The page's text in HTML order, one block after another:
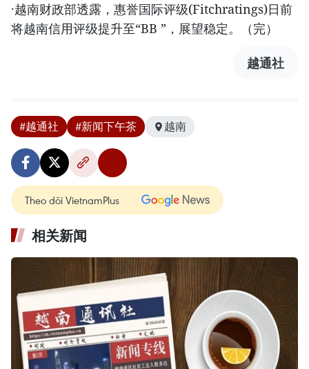
·越南财政部透露，惠誉国际评级(Fitchratings)日前
将越南信用评级提升至“BB ”，展望稳定。（完）
越通社
#越通社 #新闻下午茶 越南
Theo dõi VietnamPlus
相关新闻